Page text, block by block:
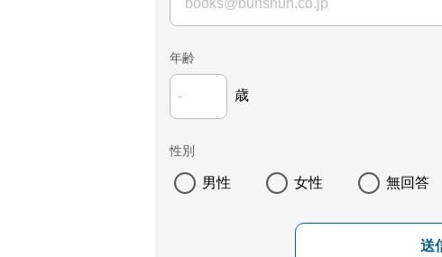
年齢
歳
性別
男性 女性 無回答
送